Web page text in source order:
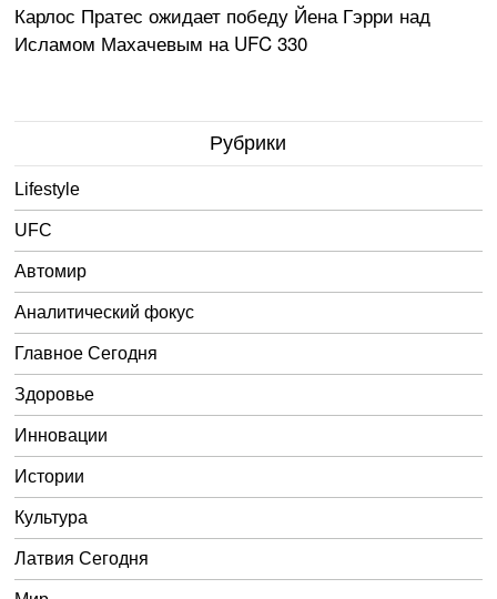
Карлос Пратес ожидает победу Йена Гэрри над
Исламом Махачевым на UFC 330
Рубрики
Lifestyle
UFC
Автомир
Аналитический фокус
Главное Сегодня
Здоровье
Инновации
Истории
Культура
Латвия Сегодня